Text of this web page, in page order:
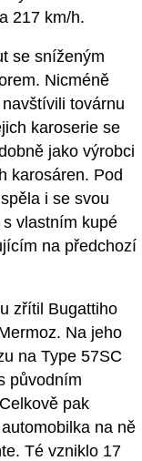
217 km/h.
se sníženým
Nicméně
továrnu
karoserie se
jako výrobci
karosáren. Pod
i se svou
vlastním kupé
na předchozí
zřítil Bugattiho
Na jeho
na Type 57SC
původním
pak
na ně
Té vzniklo 17